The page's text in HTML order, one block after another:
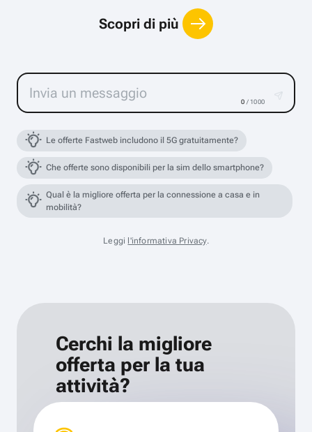
Scopri di più
0 / 1000
Le offerte Fastweb includono il 5G gratuitamente?
Che offerte sono disponibili per la sim dello smartphone?
Qual è la migliore offerta per la connessione a casa e in
mobilità?
Leggi l'informativa Privacy.
Cerchi la migliore
offerta per la tua
attività?